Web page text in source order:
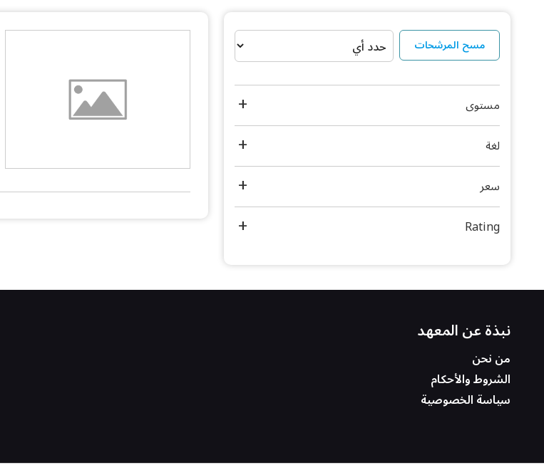
مسح المرشحات
مستوى
لغة
سعر
Rating
نبذة عن المعهد
من نحن
الشروط والأحكام
سياسة الخصوصية